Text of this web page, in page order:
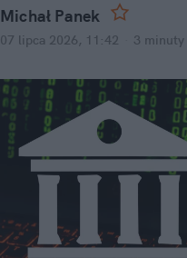
Michał Panek
07 lipca 2026, 11:42 3 minuty